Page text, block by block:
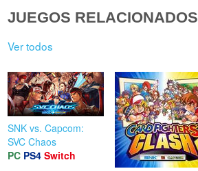
JUEGOS RELACIONADOS
Ver todos
SNK vs. Capcom:
SVC Chaos
PC PS4 Switch